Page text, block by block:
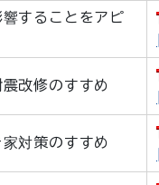
することをアピ
改修のすすめ
対策のすすめ